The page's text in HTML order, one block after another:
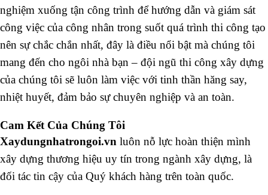
nghiệm xuống tận công trình để hướng dẫn và giám sát
công việc của công nhân trong suốt quá trình thi công tạo
nên sự chắc chắn nhất, đây là điều nổi bật mà chúng tôi
mang đến cho ngôi nhà bạn – đội ngũ thi công xây dựng
của chúng tôi sẽ luôn làm việc với tinh thần hăng say,
nhiệt huyết, đảm bảo sự chuyên nghiệp và an toàn.
Cam Kết Của Chúng Tôi
Xaydungnhatrongoi.vn luôn nỗ lực hoàn thiện mình
xây dựng thương hiệu uy tín trong ngành xây dựng, là
đối tác tin cậy của Quý khách hàng trên toàn quốc.